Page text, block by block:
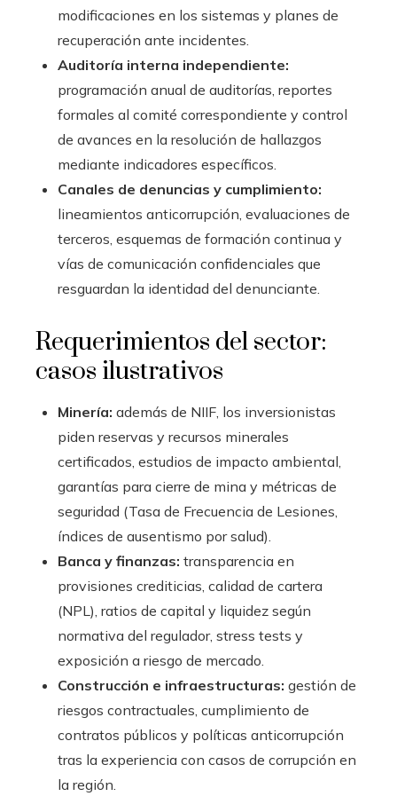
modificaciones en los sistemas y planes de
recuperación ante incidentes.
Auditoría interna independiente:
programación anual de auditorías, reportes
formales al comité correspondiente y control
de avances en la resolución de hallazgos
mediante indicadores específicos.
Canales de denuncias y cumplimiento:
lineamientos anticorrupción, evaluaciones de
terceros, esquemas de formación continua y
vías de comunicación confidenciales que
resguardan la identidad del denunciante.
Requerimientos del sector:
casos ilustrativos
Minería: además de NIIF, los inversionistas
piden reservas y recursos minerales
certificados, estudios de impacto ambiental,
garantías para cierre de mina y métricas de
seguridad (Tasa de Frecuencia de Lesiones,
índices de ausentismo por salud).
Banca y finanzas: transparencia en
provisiones crediticias, calidad de cartera
(NPL), ratios de capital y liquidez según
normativa del regulador, stress tests y
exposición a riesgo de mercado.
Construcción e infraestructuras: gestión de
riesgos contractuales, cumplimiento de
contratos públicos y políticas anticorrupción
tras la experiencia con casos de corrupción en
la región.